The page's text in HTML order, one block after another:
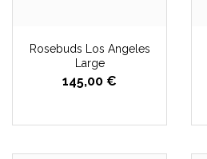
Rosebuds Los Angeles
Large
145,00 €